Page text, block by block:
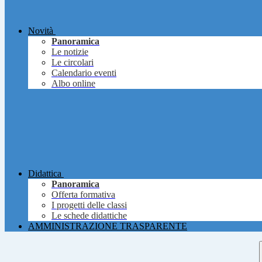
Novità
Panoramica
Le notizie
Le circolari
Calendario eventi
Albo online
Didattica
Panoramica
Offerta formativa
I progetti delle classi
Le schede didattiche
AMMINISTRAZIONE TRASPARENTE